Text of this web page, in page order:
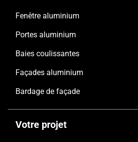
Fenêtre aluminium
Portes aluminium
Baies coulissantes
Façades aluminium
Bardage de façade
Votre projet